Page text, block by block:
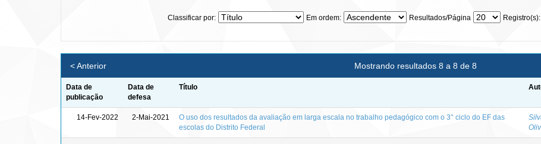
Classificar por: Em ordem: Resultados/Página Registro(s):
Mostrando resultados 8 a 8 de 8
< Anterior
Data de
publicação
Data de
defesa
Título
14-Fev-2022 2-Mai-2021
O uso dos resultados da avaliação em larga escala no trabalho pedagógico com o 3° ciclo do EF das
escolas do Distrito Federal